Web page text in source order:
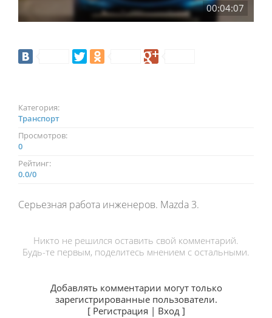
00:04:07
Категория:
Транспорт
Просмотров:
0
Рейтинг:
0.0/0
Серьезная работа инженеров. Mazda 3.
Никто не решился оставить свой комментарий.
Будь-те первым, поделитесь мнением с остальными.
Добавлять комментарии могут только
зарегистрированные пользователи.
[ Регистрация | Вход]